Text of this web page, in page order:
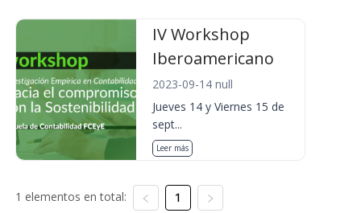
IV Workshop
Iberoamericano
2023-09-14 null
Jueves 14 y Viernes 15 de
sept...
Leer más
1 elementos en total: 1